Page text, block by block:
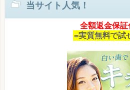
当サイト人気！
全額返金保証
=実質無料で試